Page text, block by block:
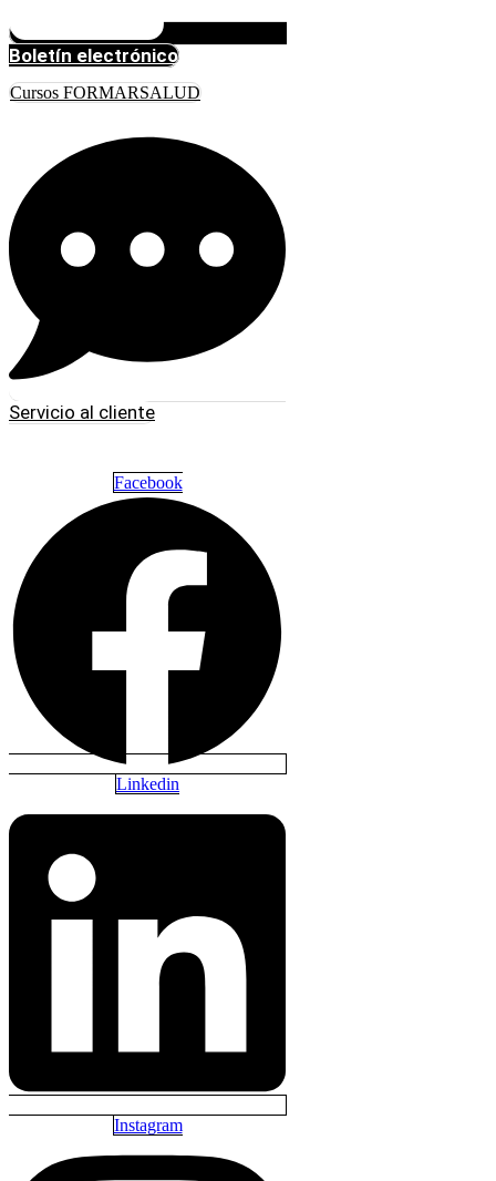
Boletín electrónico
Cursos FORMARSALUD
Servicio al cliente
Facebook
Linkedin
Instagram